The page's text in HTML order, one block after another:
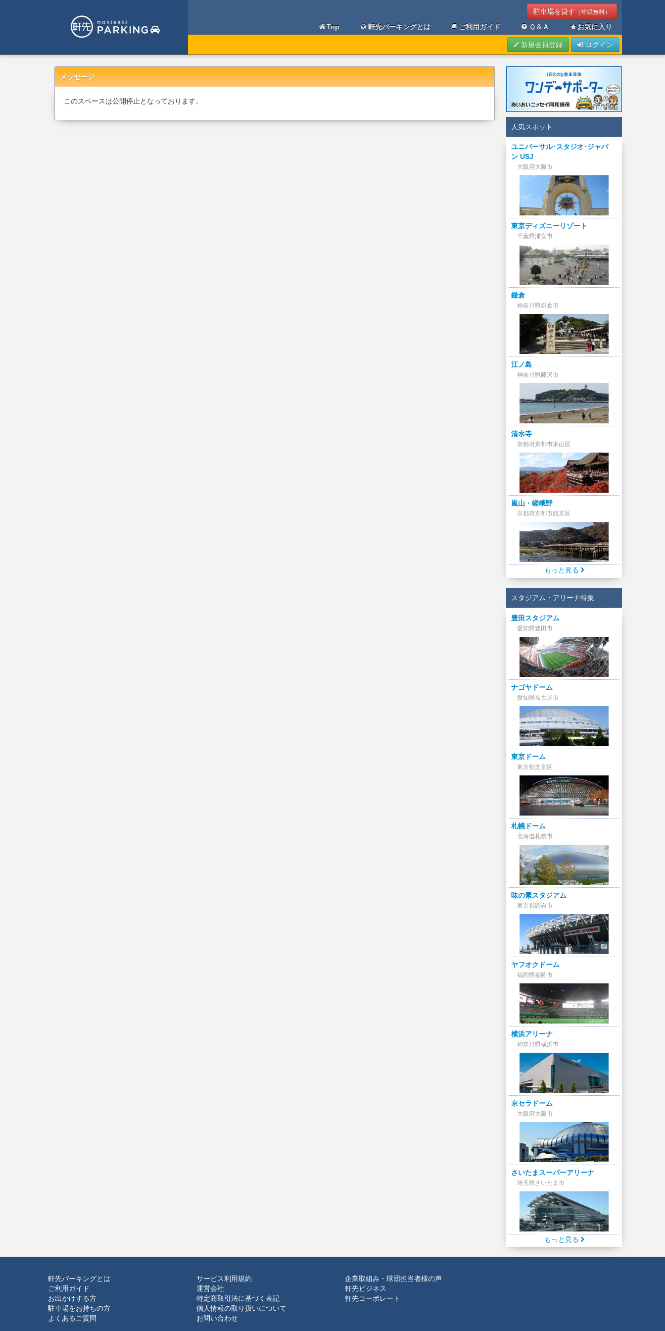
駐車場を貸す （登録無料）
Top 軒先パーキングとは ご利用ガイド Ｑ＆Ａ お気に入り
新規会員登録 ログイン
メッセージ
このスペースは公開停止となっております。
人気スポット
ユニバーサル･スタジオ･ジャパ
ン USJ
大阪府大阪市
東京ディズニーリゾート
千葉県浦安市
鎌倉
神奈川県鎌倉市
江ノ島
神奈川県藤沢市
清水寺
京都府京都市東山区
嵐山・嵯峨野
京都府京都市西京区
もっと見る
スタジアム・アリーナ特集
豊田スタジアム
愛知県豊田市
ナゴヤドーム
愛知県名古屋市
東京ドーム
東京都文京区
札幌ドーム
北海道札幌市
味の素スタジアム
東京都調布市
ヤフオクドーム
福岡県福岡市
横浜アリーナ
神奈川県横浜市
京セラドーム
大阪府大阪市
さいたまスーパーアリーナ
埼玉県さいたま市
もっと見る
軒先パーキングとは
ご利用ガイド
お出かけする方
駐車場をお持ちの方
よくあるご質問
サービス利用規約
運営会社
特定商取引法に基づく表記
個人情報の取り扱いについて
お問い合わせ
企業取組み・球団担当者様の声
軒先ビジネス
軒先コーポレート